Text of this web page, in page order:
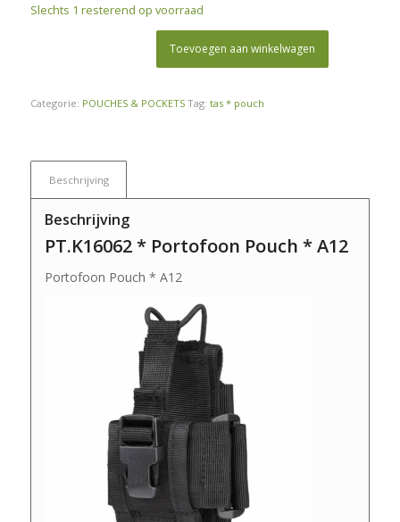
Slechts 1 resterend op voorraad
Toevoegen aan winkelwagen
Categorie: POUCHES & POCKETS Tag: tas * pouch
Beschrijving
Beschrijving
PT.K16062 * Portofoon Pouch * A12
Portofoon Pouch * A12